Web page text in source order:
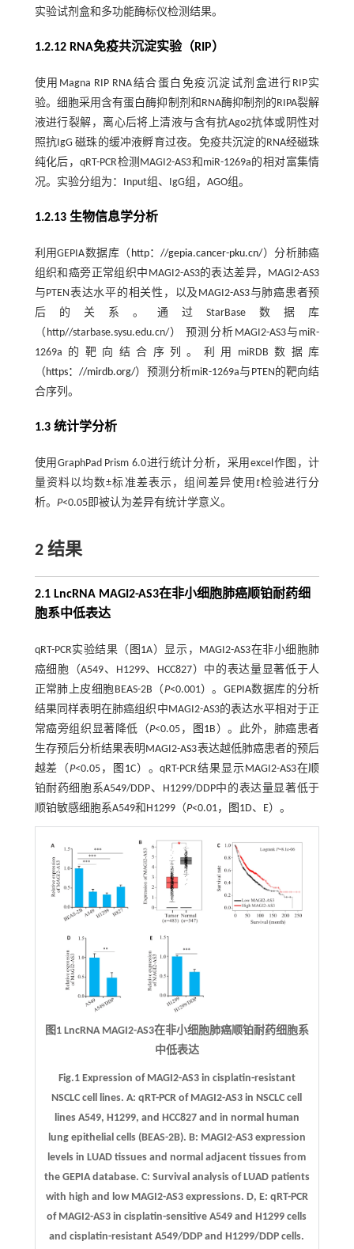
实验试剂盒和多功能酶标仪检测结果。
1.2.12 RNA免疫共沉淀实验（RIP）
使用Magna RIP RNA结合蛋白免疫沉淀试剂盒进行RIP实
验。细胞采用含有蛋白酶抑制剂和RNA酶抑制剂的RIPA裂解
液进行裂解，离心后将上清液与含有抗Ago2抗体或阴性对
照抗IgG 磁珠的缓冲液孵育过夜。免疫共沉淀的RNA经磁珠
纯化后，qRT-PCR检测MAGI2-AS3和miR-1269a的相对富集情
况。实验分组为：Input组、IgG组，AGO组。
1.2.13 生物信息学分析
利用GEPIA数据库（ http：//gepia.cancer-pku.cn/）分析肺癌
组织和癌旁正常组织中MAGI2-AS3的表达差异，MAGI2-AS3
与PTEN表达水平的相关性，以及MAGI2-AS3与肺癌患者预
后的关系。通过StarBase数据库
（http//starbase.sysu.edu.cn/） 预测分析MAGI2-AS3与miR-
1269a的靶向结合序列。利用miRDB数据库
（https：//mirdb.org/）预测分析miR-1269a与PTEN的靶向结
合序列。
1.3 统计学分析
使用GraphPad Prism 6.0进行统计分析，采用excel作图，计
量资料以均数±标准差表示，组间差异使用 t检验进行分
析。 P<0.05即被认为差异有统计学意义。
2 结果
2.1 LncRNA MAGI2-AS3在非小细胞肺癌顺铂耐药细
胞系中低表达
qRT-PCR实验结果（ 图1A）显示，MAGI2-AS3在非小细胞肺
癌细胞（A549、H1299、HCC827）中的表达量显著低于人
正常肺上皮细胞BEAS-2B（P<0.001）。GEPIA数据库的分析
结果同样表明在肺癌组织中MAGI2-AS3的表达水平相对于正
常癌旁组织显著降低（P<0.05， 图1B）。此外，肺癌患者
生存预后分析结果表明MAGI2-AS3表达越低肺癌患者的预后
越差（P<0.05， 图1C）。qRT-PCR结果显示MAGI2-AS3在顺
铂耐药细胞系A549/DDP、H1299/DDP中的表达量显著低于
顺铂敏感细胞系A549和H1299（P<0.01， 图1D、E）。
图1 LncRNA MAGI2-AS3在非小细胞肺癌顺铂耐药细胞系
中低表达
Fig.1 Expression of MAGI2-AS3 in cisplatin-resistant
NSCLC cell lines.A: qRT-PCR of MAGI2-AS3 in NSCLC cell
lines A549, H1299, and HCC827 and in normal human
lung epithelial cells (BEAS-2B). B: MAGI2-AS3 expression
levels in LUAD tissues and normal adjacent tissues from
the GEPIA database. C: Survival analysis of LUAD patients
with high and low MAGI2-AS3 expressions. D, E: qRT-PCR
of MAGI2-AS3 in cisplatin-sensitive A549 and H1299 cells
and cisplatin-resistant A549/DDP and H1299/DDP cells.